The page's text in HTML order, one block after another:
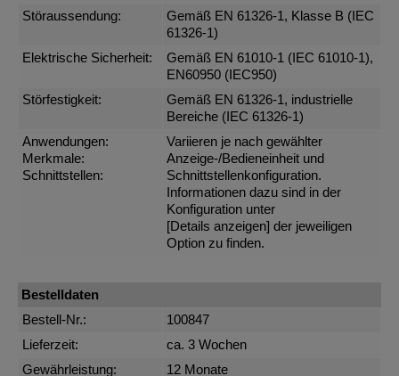
Störaussendung:
Gemäß EN 61326-1, Klasse B (IEC
61326-1)
Elektrische Sicherheit:
Gemäß EN 61010-1 (IEC 61010-1),
EN60950 (IEC950)
Störfestigkeit:
Gemäß EN 61326-1, industrielle
Bereiche (IEC 61326-1)
Anwendungen:
Merkmale:
Schnittstellen:
Variieren je nach gewählter
Anzeige-/Bedieneinheit und
Schnittstellenkonfiguration.
Informationen dazu sind in der
Konfiguration unter
[Details anzeigen] der jeweiligen
Option zu finden.
Bestelldaten
Bestell-Nr.:
100847
Lieferzeit:
ca. 3 Wochen
Gewährleistung:
12 Monate